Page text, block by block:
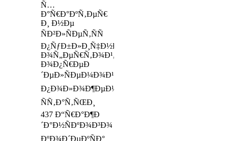
Ñ…
Ð°Ñ€Ð°ÐºÑ‚ÐµÑ€
Ð¸ Ð½Ðµ
ÑÐ²Ð»ÑÐµÑ‚ÑÑ
Ð¿ÑƒÐ±Ð»Ð¸Ñ‡Ð½Ð¾Ð¹
Ð¾Ñ„ÐµÑ€Ñ‚Ð¾Ð¹,
Ð¾Ð¿Ñ€ÐµÐ
´ÐµÐ»ÑÐµÐ¼Ð¾Ð¹
Ð¿Ð¾Ð»Ð¾Ð¶ÐµÐ½Ð¸ÑÐ¼Ð¸
ÑÑ‚Ð°Ñ‚ÑŒÐ¸
437 Ð“Ñ€Ð°Ð¶Ð
´Ð°Ð½ÑÐºÐ¾Ð³Ð¾
ÐºÐ¾Ð´ÐµÐºÑÐ°